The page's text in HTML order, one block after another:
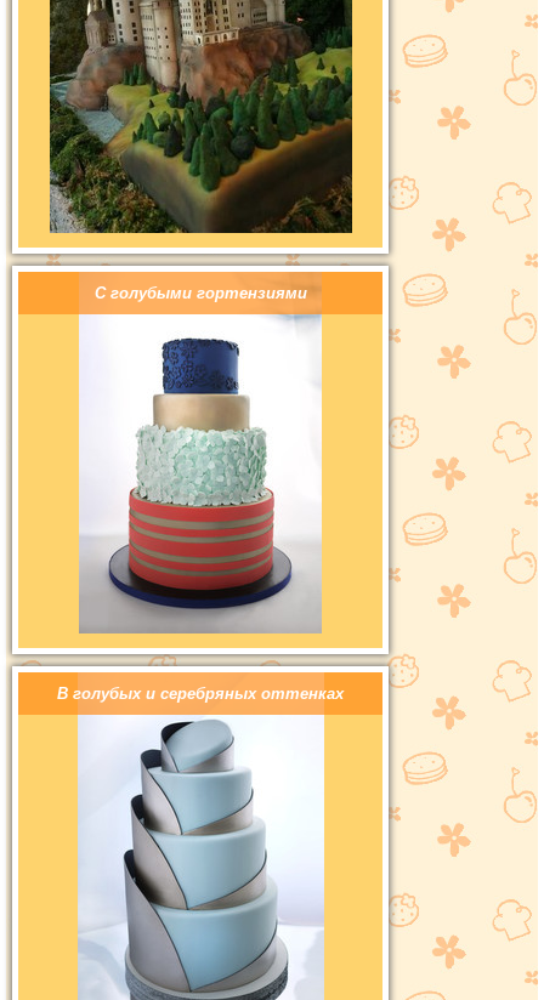
С голубыми гортензиями
В голубых и серебряных оттенках